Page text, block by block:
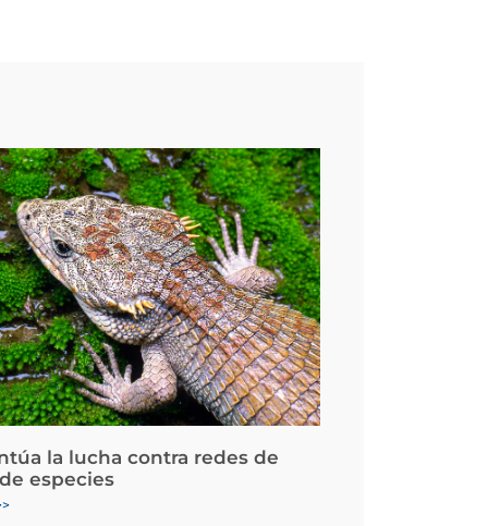
la lucha contra redes de
especies